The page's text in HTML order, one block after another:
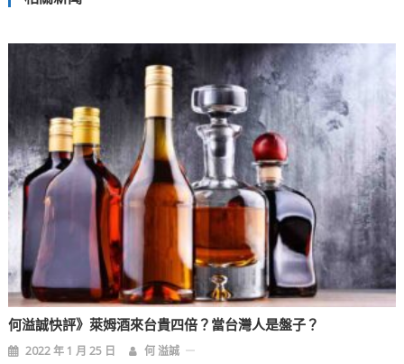
導
覽
何溢誠快評》萊姆酒來台貴四倍？當台灣人是盤子？
2022 年 1 月 25 日 何 溢誠